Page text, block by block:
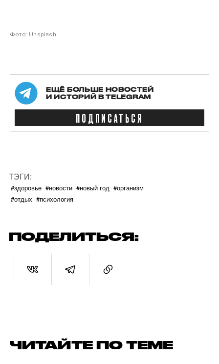
Фото: Unsplash.
ЕЩЁ БОЛЬШЕ НОВОСТЕЙ
И ИСТОРИЙ В TELEGRAM
ПОДПИСАТЬСЯ
ТЭГИ:
#здоровье #новости #новый год #организм
#отдых #психология
ПОДЕЛИТЬСЯ:
ЧИТАЙТЕ ПО ТЕМЕ